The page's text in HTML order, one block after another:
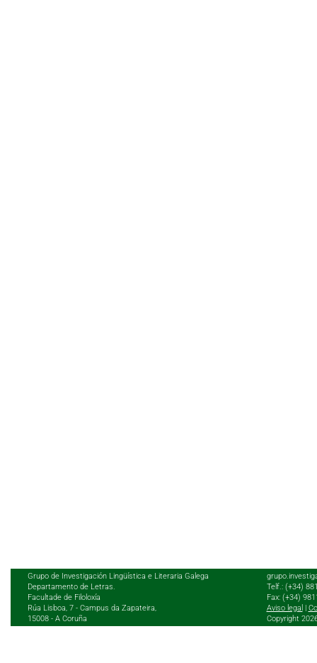
Grupo de Investigación Lingüística e Literaria Galega
Departamento de Letras.
Facultade de Filoloxía
Rúa Lisboa, 7 - Campus da Zapateira,
15008 - A Coruña
Telf.: (+34)
Fax: (+34)
Aviso legal
Copyright